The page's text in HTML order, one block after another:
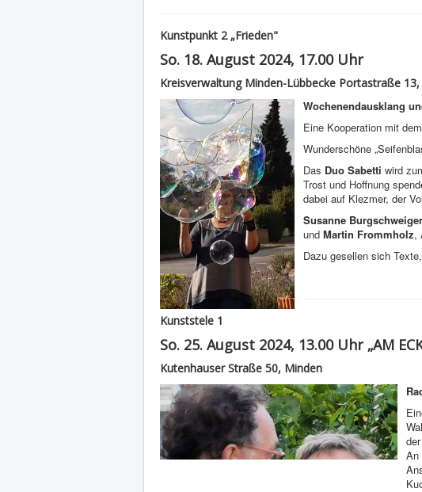
Kunstpunkt 2 „Frieden"
So. 18. August 2024, 17.00 Uhr
Kreisverwaltung Minden-Lübbecke Portastraße
Wochenendausklang
Eine Kooperation mit
Wunderschöne
Das Duo Sabetti wird
Trost und Hoffnung
dabei auf Klezmer, der
Susanne Burgschweiger
und Martin Frommholz,
Dazu gesellen sich
Kunststele 1
So. 25. August 2024, 13.00 Uhr „AM
Kutenhauser Straße 50, Minden
An